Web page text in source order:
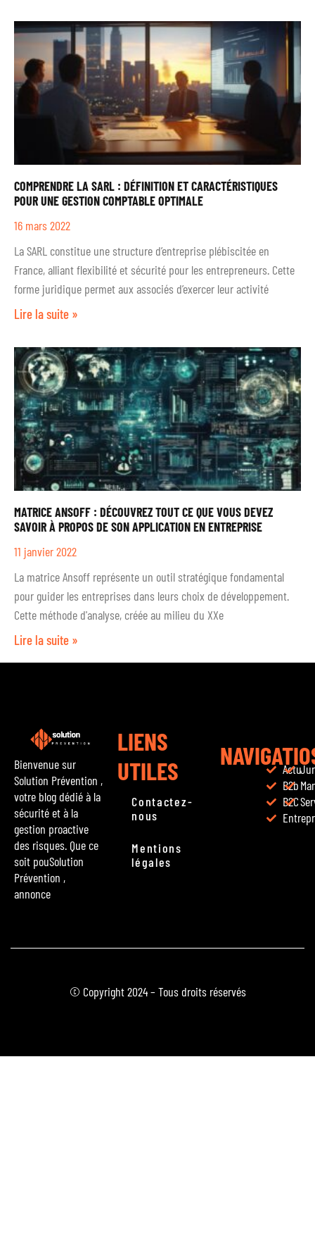
COMPRENDRE LA SARL : DÉFINITION ET CARACTÉRISTIQUES
POUR UNE GESTION COMPTABLE OPTIMALE
16 mars 2022
La SARL constitue une structure d’entreprise plébiscitée en
France, alliant flexibilité et sécurité pour les entrepreneurs. Cette
forme juridique permet aux associés d’exercer leur activité
Lire la suite »
MATRICE ANSOFF : DÉCOUVREZ TOUT CE QUE VOUS DEVEZ
SAVOIR À PROPOS DE SON APPLICATION EN ENTREPRISE
11 janvier 2022
La matrice Ansoff représente un outil stratégique fondamental
pour guider les entreprises dans leurs choix de développement.
Cette méthode d'analyse, créée au milieu du XXe
Lire la suite »
Bienvenue sur
Solution Prévention ,
votre blog dédié à la
sécurité et à la
gestion proactive
des risques. Que ce
soit pouSolution
Prévention ,
annonce
LIENS
UTILES
Contactez-
nous
Mentions
légales
Actu
B2b
B2C
© Copyright 2024 – Tous droits réservés